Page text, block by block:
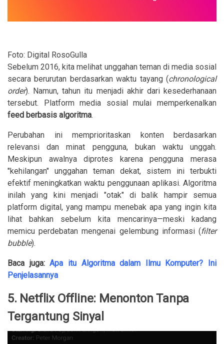
Foto: Digital RosoGulla
Sebelum 2016, kita melihat unggahan teman di media sosial
secara berurutan berdasarkan waktu tayang (chronological
order). Namun, tahun itu menjadi akhir dari kesederhanaan
tersebut. Platform media sosial mulai memperkenalkan
feed berbasis algoritma.
Perubahan ini memprioritaskan konten berdasarkan
relevansi dan minat pengguna, bukan waktu unggah.
Meskipun awalnya diprotes karena pengguna merasa
"kehilangan" unggahan teman dekat, sistem ini terbukti
efektif meningkatkan waktu penggunaan aplikasi. Algoritma
inilah yang kini menjadi "otak" di balik hampir semua
platform digital, yang mampu menebak apa yang ingin kita
lihat bahkan sebelum kita mencarinya—meski kadang
memicu perdebatan mengenai gelembung informasi (filter
bubble).
Baca juga:Apa itu Algoritma dalam Ilmu Komputer? Ini
Penjelasannya
5. Netflix Offline: Menonton Tanpa
Tergantung Sinyal